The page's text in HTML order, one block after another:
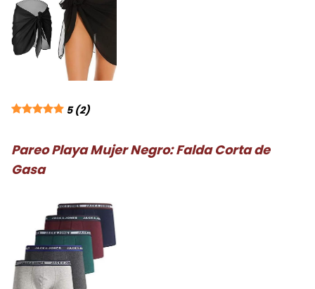
5 (2)
Pareo Playa Mujer Negro: Falda Corta de
Gasa